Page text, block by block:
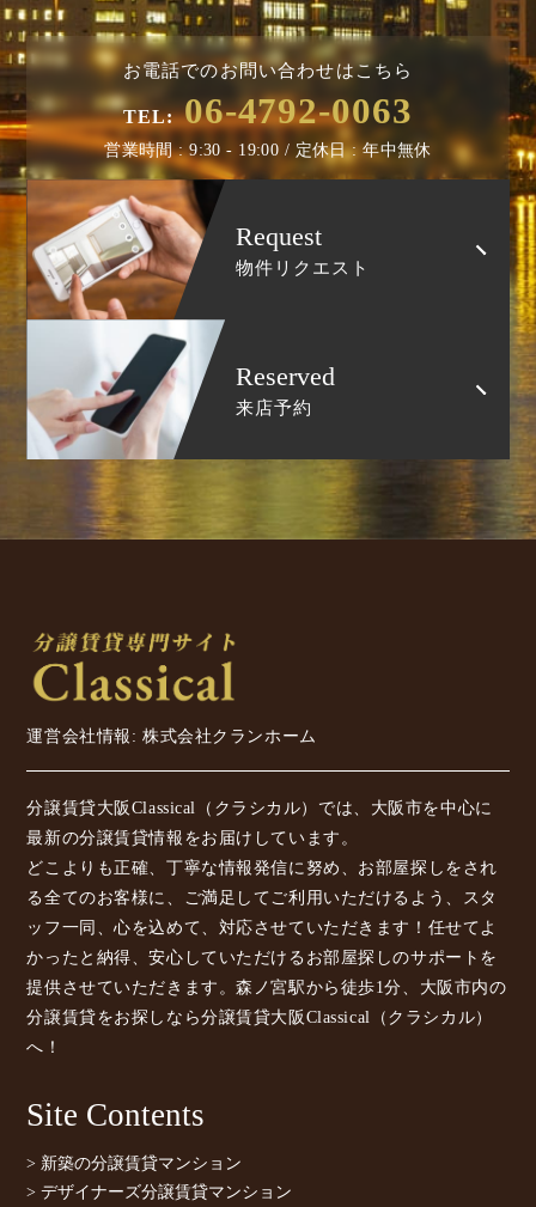
お電話でのお問い合わせはこちら
TEL: 06-4792-0063
営業時間 : 9:30 - 19:00 / 定休日 : 年中無休
Request
物件リクエスト
Reserved
来店予約
運営会社情報: 株式会社クランホーム
分譲賃貸大阪Classical（クラシカル）では、大阪市を中心に
最新の分譲賃貸情報をお届けしています。
どこよりも正確、丁寧な情報発信に努め、お部屋探しをされ
る全てのお客様に、ご満足してご利用いただけるよう、スタ
ッフ一同、心を込めて、対応させていただきます！任せてよ
かったと納得、安心していただけるお部屋探しのサポートを
提供させていただきます。森ノ宮駅から徒歩1分、大阪市内の
分譲賃貸をお探しなら分譲賃貸大阪Classical（クラシカル）
へ！
Site Contents
> 新築の分譲賃貸マンション
> デザイナーズ分譲賃貸マンション